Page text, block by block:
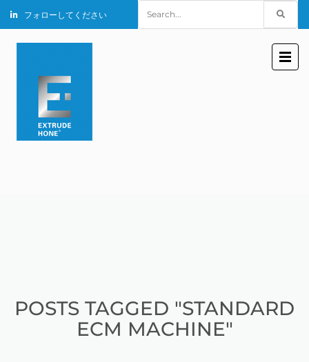
フォローしてください
for:
POSTS TAGGED "STANDARD
ECM MACHINE"